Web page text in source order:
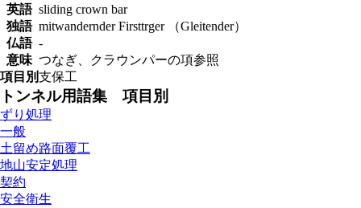
英語 sliding crown bar
独語 mitwandernder Firsttrger （Gleitender）
仏語 -
意味 つなぎ、クラウンパーの項参照
項目別支保工
トンネル用語集 項目別
ずり処理
一般
土留め路面覆工
地山安定処理
契約
安全衛生